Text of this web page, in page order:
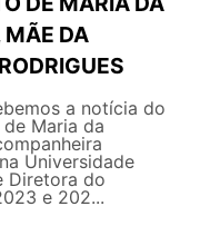
MÃE DA
a notícia do
Maria da
Universidade
Diretora do
e 202...